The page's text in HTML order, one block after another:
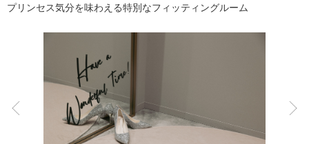
オプション ブログ
アクセス/TEL スタジオトップ
こだわりポイント
プリンセス気分を味わえる特別なフィッティングルーム